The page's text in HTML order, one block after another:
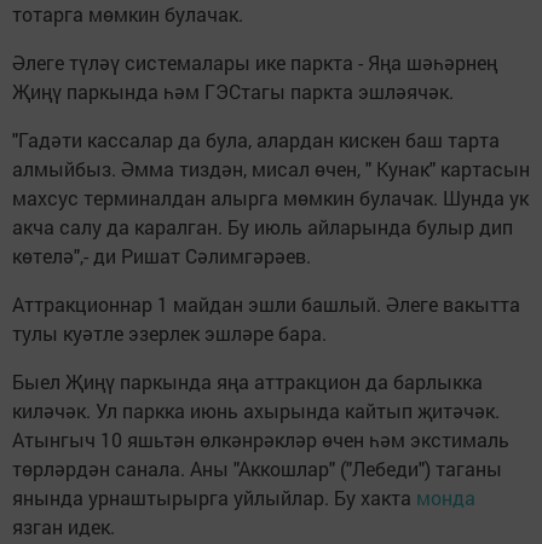
тотарга мөмкин булачак.
Әлеге түләү системалары ике паркта - Яңа шәһәрнең
Җиңү паркында һәм ГЭСтагы паркта эшләячәк.
"Гадәти кассалар да була, алардан кискен баш тарта
алмыйбыз. Әмма тиздән, мисал өчен, " Кунак" картасын
махсус терминалдан алырга мөмкин булачак. Шунда ук
акча салу да каралган. Бу июль айларында булыр дип
көтелә",- ди Ришат Сәлимгәрәев.
Аттракционнар 1 майдан эшли башлый. Әлеге вакытта
тулы куәтле эзерлек эшләре бара.
Быел Җиңү паркында яңа аттракцион да барлыкка
киләчәк. Ул паркка июнь ахырында кайтып җитәчәк.
Атынгыч 10 яшьтән өлкәнрәкләр өчен һәм экстималь
төрләрдән санала. Аны "Аккошлар" ("Лебеди") таганы
янында урнаштырырга уйлыйлар. Бу хакта монда
язган идек.